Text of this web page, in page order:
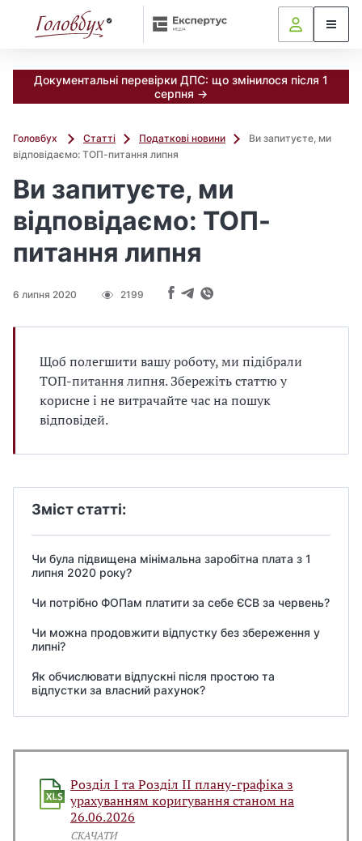
Документальні перевірки ДПС: що змінилося після 1
серпня →
Головбух Статті Податкові новини
Ви запитуєте, ми
відповідаємо: ТОП-питання липня
Ви запитуєте, ми
відповідаємо: ТОП-
питання липня
6 липня 2020 2199
Щоб полегшити вашу роботу, ми підібрали
ТОП-питання липня. Збережіть статтю у
корисне і не витрачайте час на пошук
відповідей.
Зміст статті:
Чи була підвищена мінімальна заробітна плата з 1
липня 2020 року?
Чи потрібно ФОПам платити за себе ЄСВ за червень?
Чи можна продовжити відпустку без збереження у
липні?
Як обчислювати відпускні після простою та
відпустки за власний рахунок?
Розділ І та Розділ ІІ плану-графіка з
урахуванням коригування станом на
26.06.2026
СКАЧАТИ